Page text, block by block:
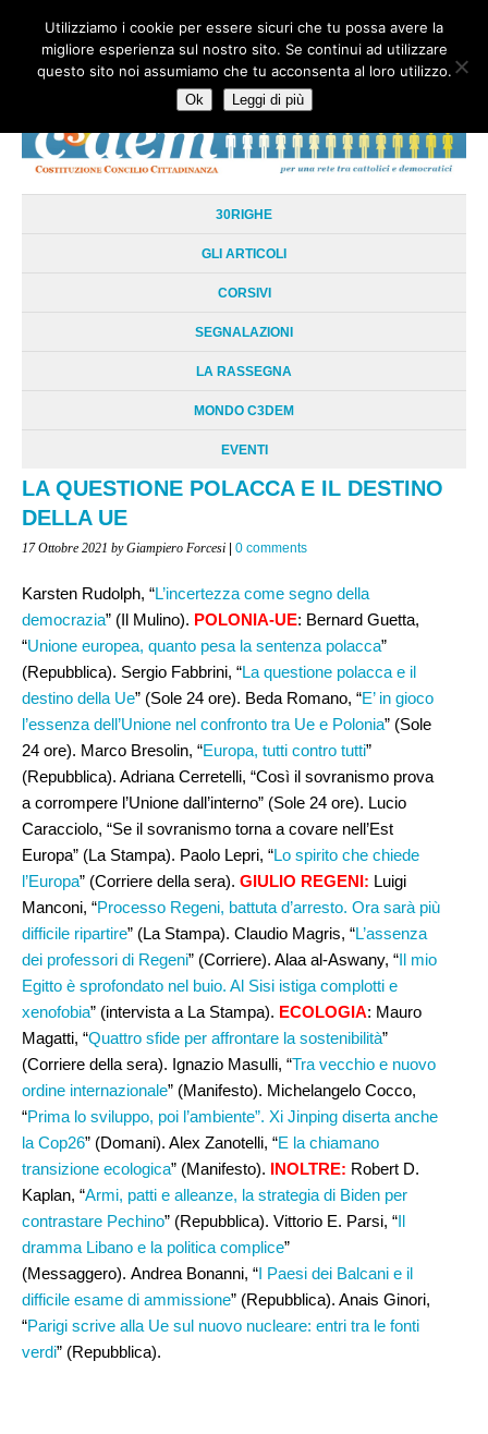
HOME CHI SIAMO LA RETE LE RADICI DOCUMENTAZIONE
AREE TEMATICHE
30RIGHE
GLI ARTICOLI
CORSIVI
SEGNALAZIONI
LA RASSEGNA
MONDO C3DEM
EVENTI
LA QUESTIONE POLACCA E IL DESTINO
DELLA UE
17 Ottobre 2021 by Giampiero Forcesi | 0 comments
Karsten Rudolph, “L’incertezza come segno della
democrazia” (Il Mulino). POLONIA-UE: Bernard Guetta,
“Unione europea, quanto pesa la sentenza polacca”
(Repubblica). Sergio Fabbrini, “La questione polacca e il
destino della Ue” (Sole 24 ore). Beda Romano, “E’ in gioco
l’essenza dell’Unione nel confronto tra Ue e Polonia” (Sole
24 ore). Marco Bresolin, “Europa, tutti contro tutti”
(Repubblica). Adriana Cerretelli, “Così il sovranismo prova
a corrompere l’Unione dall’interno” (Sole 24 ore). Lucio
Caracciolo, “Se il sovranismo torna a covare nell’Est
Europa” (La Stampa). Paolo Lepri, “Lo spirito che chiede
l’Europa” (Corriere della sera). GIULIO REGENI: Luigi
Manconi, “Processo Regeni, battuta d’arresto. Ora sarà più
difficile ripartire” (La Stampa). Claudio Magris, “L’assenza
dei professori di Regeni” (Corriere). Alaa al-Aswany, “Il mio
Egitto è sprofondato nel buio. Al Sisi istiga complotti e
xenofobia” (intervista a La Stampa). ECOLOGIA: Mauro
Magatti, “Quattro sfide per affrontare la sostenibilità”
(Corriere della sera). Ignazio Masulli, “Tra vecchio e nuovo
ordine internazionale” (Manifesto). Michelangelo Cocco,
“Prima lo sviluppo, poi l’ambiente”. Xi Jinping diserta anche
la Cop26” (Domani). Alex Zanotelli, “E la chiamano
transizione ecologica” (Manifesto). INOLTRE: Robert D.
Kaplan, “Armi, patti e alleanze, la strategia di Biden per
contrastare Pechino” (Repubblica). Vittorio E. Parsi, “Il
dramma Libano e la politica complice”
(Messaggero). Andrea Bonanni, “I Paesi dei Balcani e il
difficile esame di ammissione” (Repubblica). Anais Ginori,
“Parigi scrive alla Ue sul nuovo nucleare: entri tra le fonti
verdi” (Repubblica).
Utilizziamo i cookie per essere sicuri che tu possa avere la
migliore esperienza sul nostro sito. Se continui ad utilizzare
questo sito noi assumiamo che tu acconsenta al loro utilizzo.
Ok Leggi di più